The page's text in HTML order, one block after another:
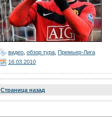
видео обзор тура Премьер-Лига
16.03.2010
Страница назад